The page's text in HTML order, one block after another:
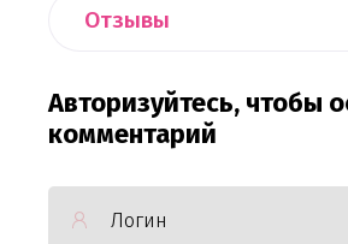
Отзывы
Авторизуйтесь, чтобы
комментарий